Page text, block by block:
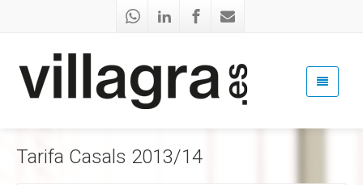
Tarifa Casals 2013/14